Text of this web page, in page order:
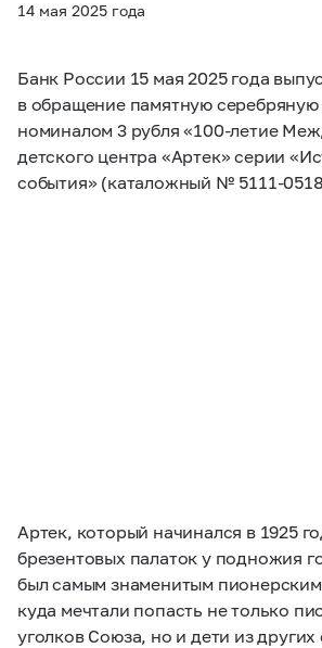
14 мая 2025 года
Банк России 15 мая 2025 года
в обращение памятную
номиналом 3 рубля«100-летие
детского центра «Артек» серии
события» (каталожный № 5111-
Артек, который начинался в 1925
брезентовых палаток у подножия
был самым знаменитым
куда мечтали попасть не только
уголков Союза, но и дети из других